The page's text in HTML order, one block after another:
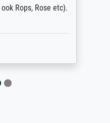
Rops, Rose etc).